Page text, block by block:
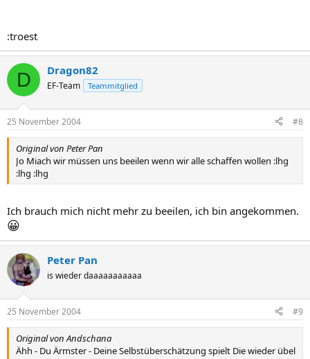
:troest
D Dragon82
EF-Team Teammitglied
25 November 2004 #8
Original von Peter Pan
Jo Miach wir müssen uns beeilen wenn wir alle schaffen wollen :lhg
:lhg :lhg
Ich brauch mich nicht mehr zu beeilen, ich bin angekommen.
😀
Peter Pan
is wieder daaaaaaaaaaa
25 November 2004 #9
Original von Andschana
Ähh - Du Ärmster - Deine Selbstüberschätzung spielt Die wieder übel